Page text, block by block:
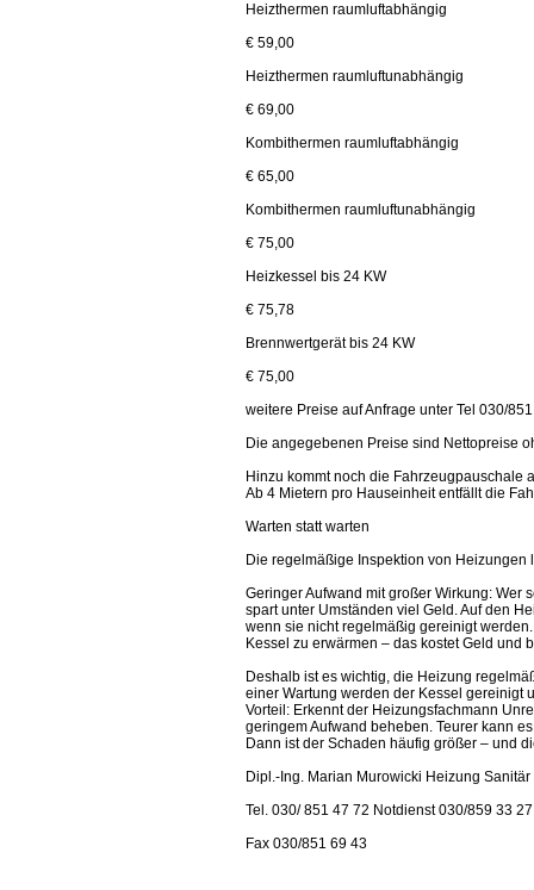
Heizthermen raumluftabhängig
€ 59,00
Heizthermen raumluftunabhängig
€ 69,00
Kombithermen raumluftabhängig
€ 65,00
Kombithermen raumluftunabhängig
€ 75,00
Heizkessel bis 24 KW
€ 75,78
Brennwertgerät bis 24 KW
€ 75,00
weitere Preise auf Anfrage unter Tel 030/
Die angegebenen Preise sind Nettopreise
Hinzu kommt noch die Fahrzeugpauschale
Ab 4 Mietern pro Hauseinheit entfällt die
Warten statt warten
Die regelmäßige Inspektion von Heizungen
Geringer Aufwand mit großer Wirkung: Wer
spart unter Umständen viel Geld. Auf den
wenn sie nicht regelmäßig gereinigt
Kessel zu erwärmen – das kostet Geld und
Deshalb ist es wichtig, die Heizung
einer Wartung werden der Kessel gereinigt
Vorteil: Erkennt der Heizungsfachmann
geringem Aufwand beheben. Teurer kann
Dann ist der Schaden häufig größer – und
Dipl.-Ing. Marian Murowicki Heizung Sanitär
Tel. 030/ 851 47 72 Notdienst 030/859 33 27
Fax 030/851 69 43